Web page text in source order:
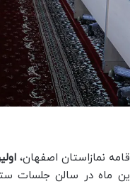
نمازاستان اصفهان،
ماه در سالن جلسات